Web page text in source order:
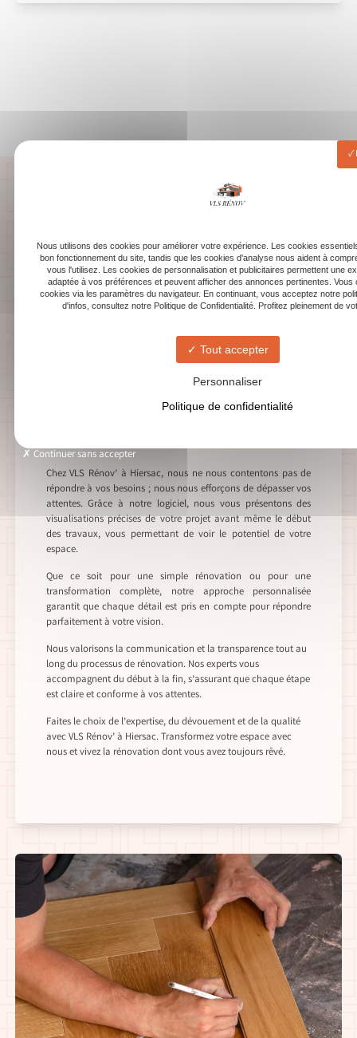
Expertise en travaux
de second œuvre à
Chez VLS Rénov’ à Hiersac, nous ne nous contentons pas de
répondre à vos besoins ; nous nous efforçons de dépasser vos
attentes. Grâce à notre logiciel, nous vous présentons des
visualisations précises de votre projet avant même le début
des travaux, vous permettant de voir le potentiel de votre
espace.
Que ce soit pour une simple rénovation ou pour une
transformation complète, notre approche personnalisée
garantit que chaque détail est pris en compte pour répondre
parfaitement à votre vision.
Nous valorisons la communication et la transparence tout au
long du processus de rénovation. Nos experts vous
accompagnent du début à la fin, s’assurant que chaque étape
est claire et conforme à vos attentes.
Faites le choix de l’expertise, du dévouement et de la qualité
avec VLS Rénov’ à Hiersac. Transformez votre espace avec
nous et vivez la rénovation dont vous avez toujours rêvé.
Nous utilisons des cookies pour améliorer votre expérience. Les cookies
bon fonctionnement du site, tandis que les cookies d'analyse nous aident à
vous l'utilisez. Les cookies de personnalisation et publicitaires permettent une
adaptée à vos préférences et peuvent afficher des annonces pertinentes. Vous
cookies via les paramètres du navigateur. En continuant, vous acceptez notre
d'infos, consultez notre Politique de Confidentialité. Profitez pleinement de
Tout accepter
Personnaliser
Politique de confidentialité
Continuer sans accepter